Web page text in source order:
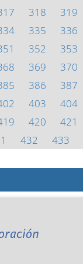
318 319
335 336
352 353
369 370
386 387
403 404
420 421
432 433